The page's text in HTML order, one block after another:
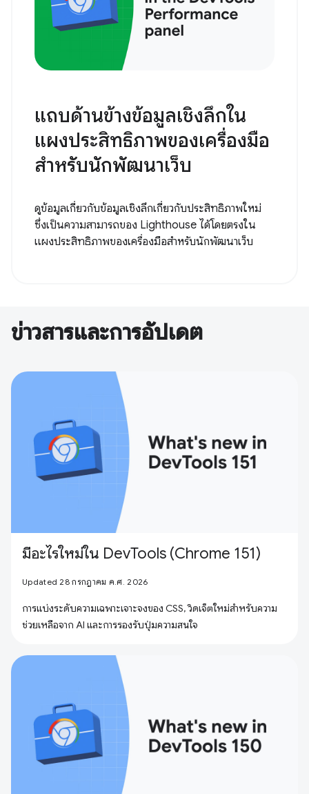
แถบด้านข้างข้อมูลเชิงลึกใน
แผงประสิทธิภาพของเครื่องมือ
สําหรับนักพัฒนาเว็บ
ดูข้อมูลเกี่ยวกับข้อมูลเชิงลึกเกี่ยวกับประสิทธิภาพใหม่
ซึ่งเป็นความสามารถของ Lighthouse ได้โดยตรงใน
แผงประสิทธิภาพของเครื่องมือสำหรับนักพัฒนาเว็บ
ข่าวสารและการอัปเดต
มีอะไรใหม่ใน DevTools (Chrome 151)
Updated 28 กรกฎาคม ค.ศ. 2026
การแบ่งระดับความเฉพาะเจาะจงของ CSS, วิดเจ็ตใหม่สำหรับความ
ช่วยเหลือจาก AI และการรองรับปุ่มความสนใจ